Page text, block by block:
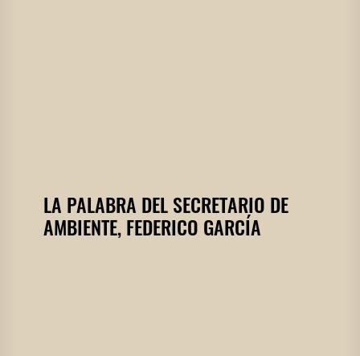
LA PALABRA DEL SECRETARIO DE
AMBIENTE, FEDERICO GARCÍA